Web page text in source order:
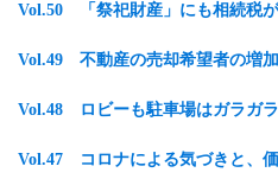
Vol.50 「祭祀財産」にも相続税
Vol.49 不動産の売却希望者の増加
Vol.48 ロビーも駐車場はガラガラ
Vol.47 コロナによる気づきと、